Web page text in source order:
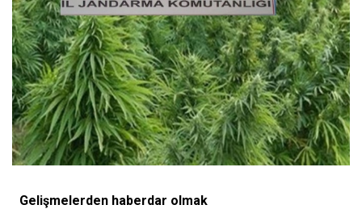
Gelişmelerden haberdar olmak